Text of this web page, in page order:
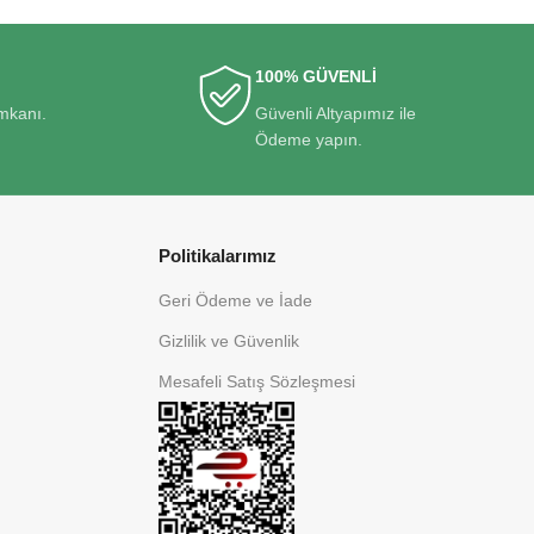
100% GÜVENLİ
Güvenli Altyapımız ile
Ödeme yapın.
Politikalarımız
Geri Ödeme ve İade
Gizlilik ve Güvenlik
Mesafeli Satış Sözleşmesi